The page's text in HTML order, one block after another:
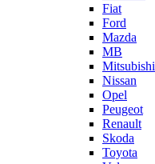
Fiat
Ford
Mazda
MB
Mitsubishi
Nissan
Opel
Peugeot
Renault
Skoda
Toyota